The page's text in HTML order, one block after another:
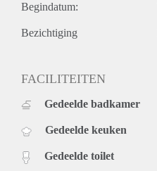
Begindatum:
Bezichtiging
FACILITEITEN
Gedeelde badkamer
Gedeelde keuken
Gedeelde toilet